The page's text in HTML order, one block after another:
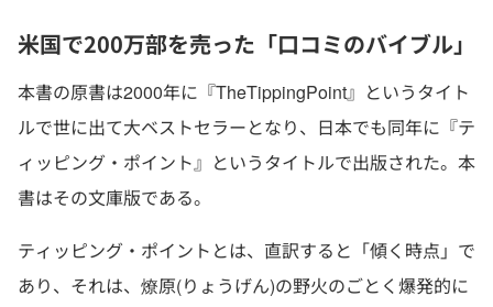
米国で200万部を売った「口コミのバイブル」
本書の原書は2000年に『TheTippingPoint』というタイト
ルで世に出て大ベストセラーとなり、日本でも同年に『テ
ィッピング・ポイント』というタイトルで出版された。本
書はその文庫版である。
ティッピング・ポイントとは、直訳すると「傾く時点」で
あり、それは、燎原(りょうげん)の野火のごとく爆発的に